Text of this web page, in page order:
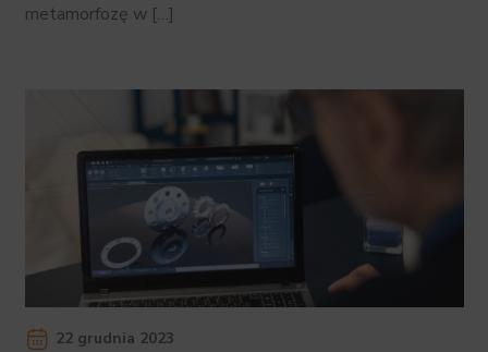
metamorfozę w […]
22 grudnia 2023